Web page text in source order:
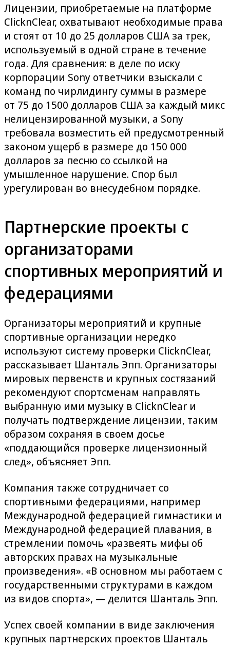
Лицензии, приобретаемые на платформе
ClicknClear, охватывают необходимые права
и стоят от 10 до 25 долларов США за трек,
используемый в одной стране в течение
года. Для сравнения: в деле по иску
корпорации Sony ответчики взыскали с
команд по чирлидингу суммы в размере
от 75 до 1500 долларов США за каждый микс
нелицензированной музыки, а Sony
требовала возместить ей предусмотренный
законом ущерб в размере до 150 000
долларов за песню со ссылкой на
умышленное нарушение. Спор был
урегулирован во внесудебном порядке.
Партнерские проекты с
организаторами
спортивных мероприятий и
федерациями
Организаторы мероприятий и крупные
спортивные организации нередко
используют систему проверки ClicknClear,
рассказывает Шанталь Эпп. Организаторы
мировых первенств и крупных состязаний
рекомендуют спортсменам направлять
выбранную ими музыку в ClicknClear и
получать подтверждение лицензии, таким
образом сохраняя в своем досье
«поддающийся проверке лицензионный
след», объясняет Эпп.
Компания также сотрудничает со
спортивными федерациями, например
Международной федерацией гимнастики и
Международной федерацией плавания, в
стремлении помочь «развеять мифы об
авторских правах на музыкальные
произведения». «В основном мы работаем с
государственными структурами в каждом
из видов спорта», — делится Шанталь Эпп.
Успех своей компании в виде заключения
крупных партнерских проектов Шанталь